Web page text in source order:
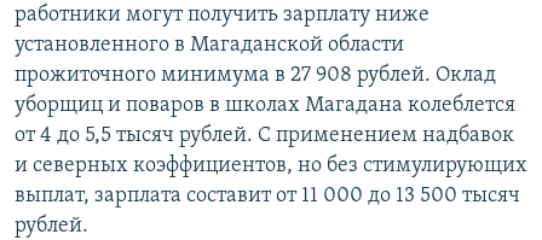
работники могут получить зарплату ниже
установленного в Магаданской области
прожиточного минимума в 27 908 рублей. Оклад
уборщиц и поваров в школах Магадана колеблется
от 4 до 5,5 тысяч рублей. С применением надбавок
и северных коэффициентов, но без стимулирующих
выплат, зарплата составит от 11 000 до 13 500 тысяч
рублей.